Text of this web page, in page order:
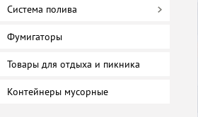
Система полива
Фумигаторы
Товары для отдыха и пикника
Контейнеры мусорные